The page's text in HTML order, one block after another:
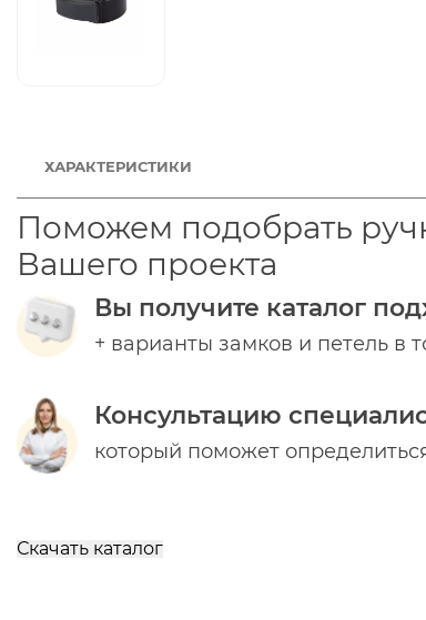
ХАРАКТЕРИСТИКИ
Поможем подобрать
Вашего проекта
Вы получите каталог
+ варианты замков и петель в
Консультацию
который поможет
Скачать каталог